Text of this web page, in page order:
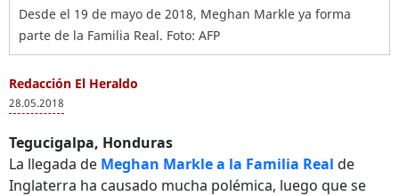
Desde el 19 de mayo de 2018, Meghan Markle ya forma
parte de la Familia Real. Foto: AFP
Redacción El Heraldo
28.05.2018
Tegucigalpa, Honduras
La llegada de Meghan Markle a la Familia Real de
Inglaterra ha causado mucha polémica, luego que se